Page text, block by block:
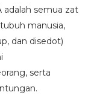
adalah semua zat
manusia,
dan disedot)
serta